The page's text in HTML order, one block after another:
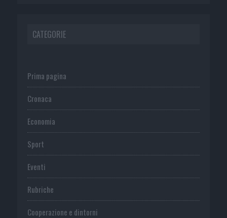
CATEGORIE
Prima pagina
Cronaca
Economia
Sport
Eventi
Rubriche
Cooperazione e dintorni